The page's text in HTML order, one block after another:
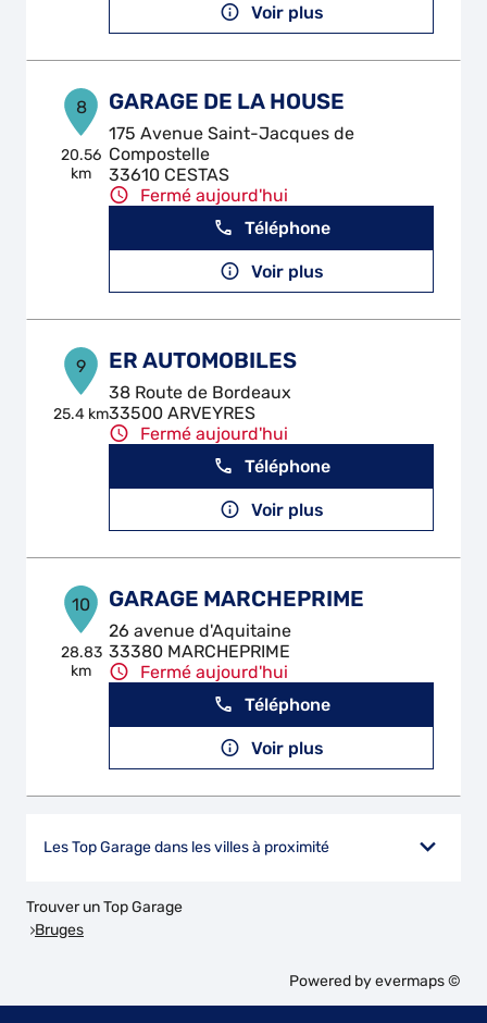
Voir plus
8
20.56
km
GARAGE DE LA HOUSE
175 Avenue Saint-Jacques de
Compostelle
33610 CESTAS
Fermé aujourd'hui
Téléphone
Voir plus
9
25.4 km
ER AUTOMOBILES
38 Route de Bordeaux
33500 ARVEYRES
Fermé aujourd'hui
Téléphone
Voir plus
10
28.83
km
GARAGE MARCHEPRIME
26 avenue d'Aquitaine
33380 MARCHEPRIME
Fermé aujourd'hui
Téléphone
Voir plus
Les Top Garage dans les villes à proximité
Trouver un Top Garage
Bruges
Powered byevermaps ©